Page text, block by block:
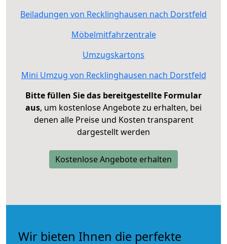
Beiladungen von Recklinghausen nach Dorstfeld
Möbelmitfahrzentrale
Umzugskartons
Mini Umzug von Recklinghausen nach Dorstfeld
Bitte füllen Sie das bereitgestellte Formular
aus, um kostenlose Angebote zu erhalten, bei
denen alle Preise und Kosten transparent
dargestellt werden
Kostenlose Angebote erhalten
Wir bieten Ihnen die perfekte